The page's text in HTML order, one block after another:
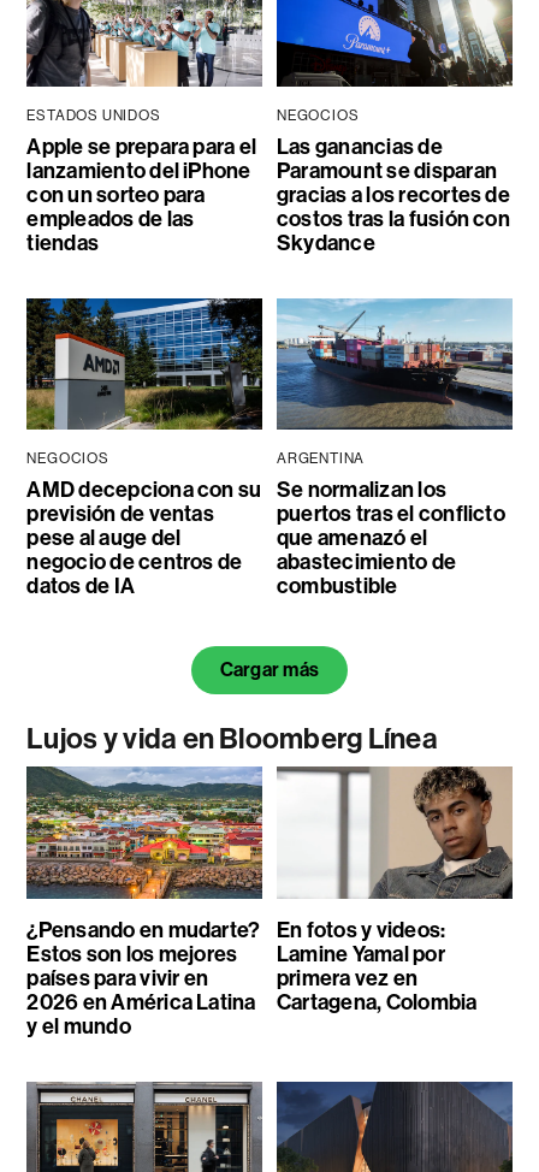
ESTADOS UNIDOS
Apple se prepara para el
lanzamiento del iPhone
con un sorteo para
empleados de las
tiendas
NEGOCIOS
Las ganancias de
Paramount se disparan
gracias a los recortes de
costos tras la fusión con
Skydance
NEGOCIOS
AMD decepciona con su
previsión de ventas
pese al auge del
negocio de centros de
datos de IA
ARGENTINA
Se normalizan los
puertos tras el conflicto
que amenazó el
abastecimiento de
combustible
Cargar más
Lujos y vida en Bloomberg Línea
¿Pensando en mudarte?
Estos son los mejores
países para vivir en
2026 en América Latina
y el mundo
En fotos y videos:
Lamine Yamal por
primera vez en
Cartagena, Colombia